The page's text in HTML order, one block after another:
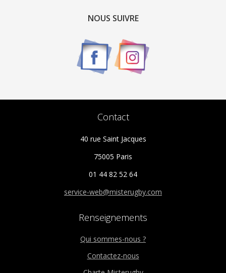
NOUS SUIVRE
Contact
40 rue Saint Jacques
75005 Paris
01 44 82 52 64
service-web@misterugby.com
Renseignements
Qui sommes-nous ?
Contactez-nous